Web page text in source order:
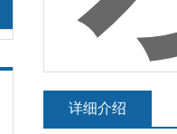
详细介绍